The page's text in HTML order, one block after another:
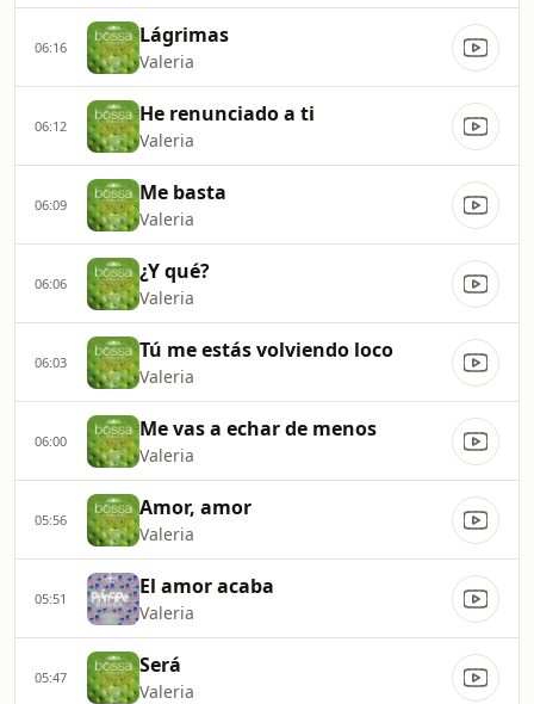
06:16 Lágrimas
Valeria
06:12 He renunciado a ti
Valeria
06:09 Me basta
Valeria
06:06 ¿Y qué?
Valeria
06:03 Tú me estás volviendo loco
Valeria
06:00 Me vas a echar de menos
Valeria
05:56 Amor, amor
Valeria
05:51 El amor acaba
Valeria
05:47 Será
Valeria